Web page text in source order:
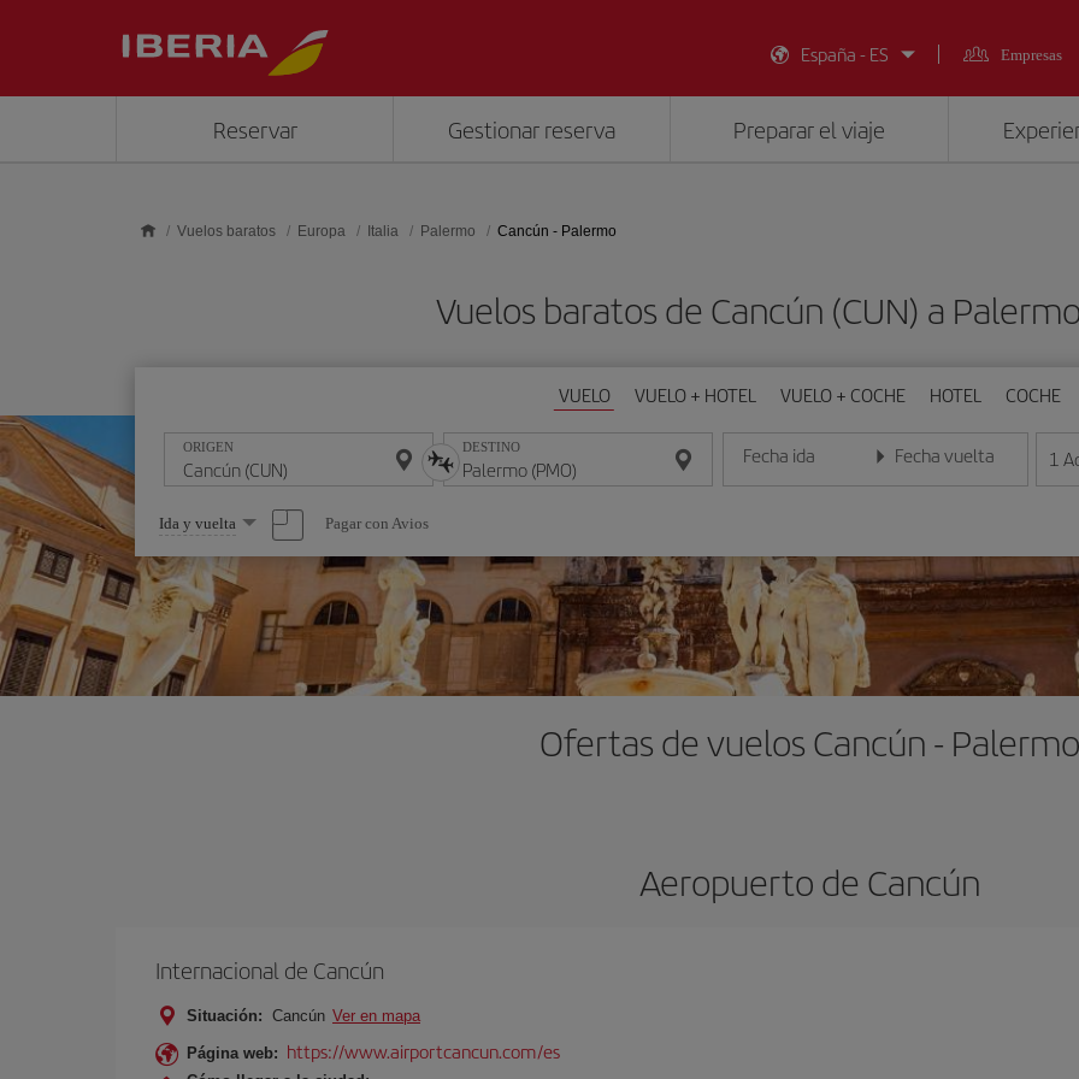
España - ES
Empresas
Reservar Gestionar reserva Preparar el viaje
Vuelos baratos Europa Italia Palermo Cancún - Palermo
Vuelos baratos de Cancún (CUN) a
VUELO VUELO + HOTEL VUELO + COCHE HOTEL COCHE
ORIGEN DESTINO Fecha ida
Introduce la fecha en formato día/mes/año
Fecha vuelta
Introduce la fecha en 1
Seleccione
una
opción
Ida y vuelta Pagar con Avios
Ofertas de vuelos Cancún - Palermo
Aeropuerto de Cancún
Internacional de Cancún
Situación: Cancún Ver en mapa
Página web: https://www.airportcancun.com/es